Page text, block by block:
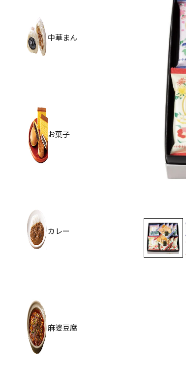
中華まん
お菓子
カレー
麻婆豆腐